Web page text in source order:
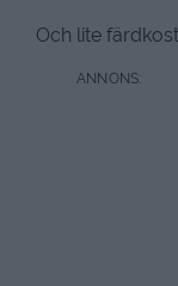
Och lite